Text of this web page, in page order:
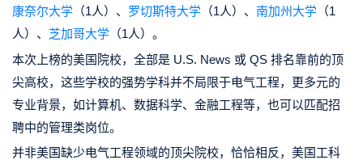
康奈尔大学 （1人）、 罗切斯特大学 （1人）、 南加州大学 （1
人）、 芝加哥大学 （1人）。
本次上榜的美国院校，全部是 U.S. News 或 QS 排名靠前的顶
尖高校，这些学校的强势学科并不局限于电气工程，更多元的
专业背景，如计算机、数据科学、金融工程等，也可以匹配招
聘中的管理类岗位。
并非美国缺少电气工程领域的顶尖院校，恰恰相反，美国工科